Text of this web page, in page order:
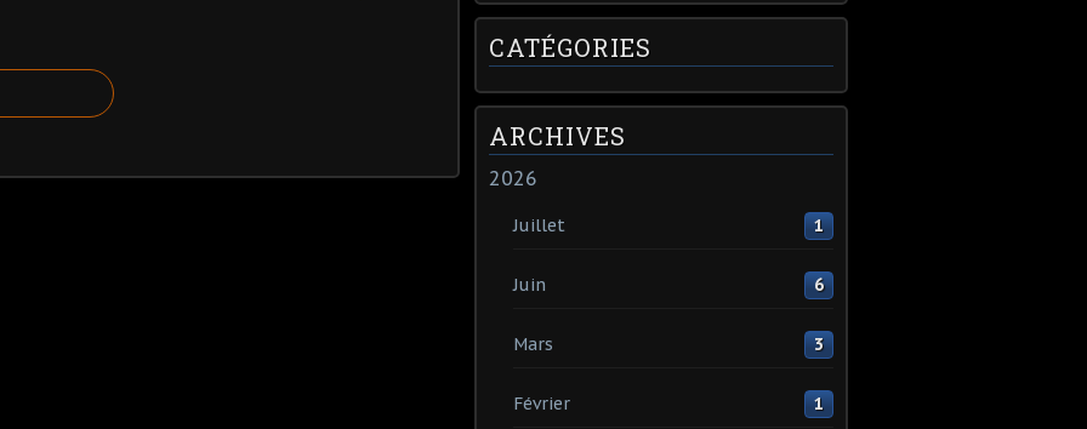
CATÉGORIES
ARCHIVES
2026
Juillet 1
Juin 6
Mars 3
Février 1